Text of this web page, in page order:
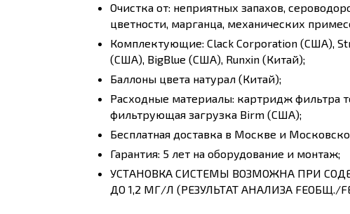
Очистка от: неприятных запахов,
цветности, марганца, механических
Комплектующие: Clack Corporation (США),
(США), BigBlue (США), Runxin (Китай);
Баллоны цвета натурал (Китай);
Расходные материалы: картридж фильтра
фильтрующая загрузка Birm (США);
Бесплатная доставка в Москве и
Гарантия: 5 лет на оборудование и монтаж;
УСТАНОВКА СИСТЕМЫ ВОЗМОЖНА ПРИ
ДО 1,2 МГ/Л (РЕЗУЛЬТАТ АНАЛИЗА FEОБЩ./